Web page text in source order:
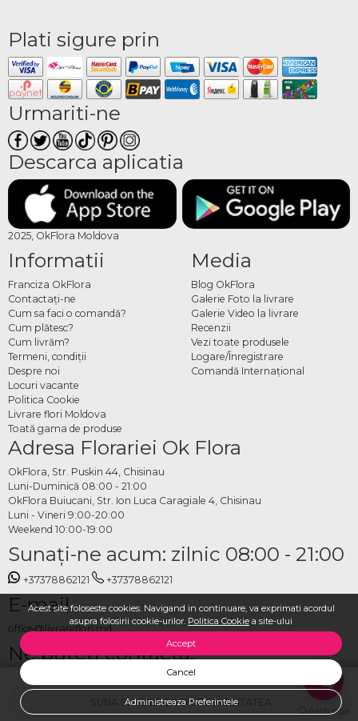
Acest site foloseste cookies. Navigand in continuare, va exprimati acordul
asupra folosirii cookie-urilor. Politica Cookie a site-ului
Accept
Cancel
Administreaza Preferintele
SUNA SI VERIFICA DISPONIBILITATEA
Plati sigure prin
Urmariti-ne
Descarca aplicatia
2025, OkFlora Moldova
Informatii
Franciza OkFlora
Contactaţi-ne
Cum sa faci o comandă?
Cum plătesc?
Cum livrăm?
Termeni, condiţii
Despre noi
Locuri vacante
Politica Cookie
Livrare flori Moldova
Toată gama de produse
Media
Blog OkFlora
Galerie Foto la livrare
Galerie Video la livrare
Recenzii
Vezi toate produsele
Logare/Înregistrare
Comandă Internațional
Adresa Florariei Ok Flora
OkFlora, Str. Puskin 44, Chisinau
Luni-Duminică 08:00 - 21:00
OkFlora Buiucani, Str. Ion Luca Caragiale 4, Chisinau
Luni - Vineri 9:00-20:00
Weekend 10:00-19:00
Sunaţi-ne acum: zilnic 08:00 - 21:00
+37378862121 +37378862121
E-mail
office@livrareflori.md
Ne puteți contacta:
whatsapp